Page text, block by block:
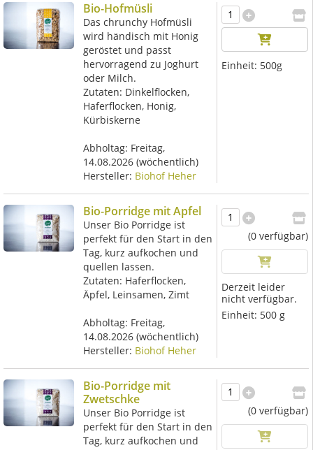
Bio-Hofmüsli
Das chrunchy Hofmüsli
wird händisch mit Honig
geröstet und passt
hervorragend zu Joghurt
oder Milch.
Zutaten: Dinkelflocken,
Haferflocken, Honig,
Kürbiskerne
Abholtag: Freitag,
14.08.2026(wöchentlich)
Hersteller: Biohof Heher
Einheit: 500g
Bio-Porridge mit Apfel
Unser Bio Porridge ist
perfekt für den Start in den
Tag, kurz aufkochen und
quellen lassen.
Zutaten: Haferflocken,
Äpfel, Leinsamen, Zimt
Abholtag: Freitag,
14.08.2026(wöchentlich)
Hersteller: Biohof Heher
(0 verfügbar)
Derzeit leider
nicht verfügbar.
Einheit: 500 g
Bio-Porridge mit
Zwetschke
Unser Bio Porridge ist
perfekt für den Start in den
Tag, kurz aufkochen und
(0 verfügbar)